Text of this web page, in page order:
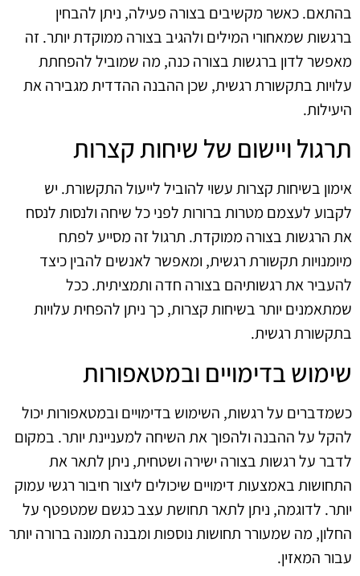
בהתאם. כאשר מקשיבים בצורה פעילה, ניתן להבחין
ברגשות שמאחורי המילים ולהגיב בצורה ממוקדת יותר. זה
מאפשר לדון ברגשות בצורה כנה, מה שמוביל להפחתת
עלויות בתקשורת רגשית, שכן ההבנה ההדדית מגבירה את
היעילות.
תרגול ויישום של שיחות קצרות
אימון בשיחות קצרות עשוי להוביל לייעול התקשורת. יש
לקבוע לעצמם מטרות ברורות לפני כל שיחה ולנסות לנסח
את הרגשות בצורה ממוקדת. תרגול זה מסייע לפתח
מיומנויות תקשורת רגשית, ומאפשר לאנשים להבין כיצד
להעביר את רגשותיהם בצורה חדה ותמציתית. ככל
שמתאמנים יותר בשיחות קצרות, כך ניתן להפחית עלויות
בתקשורת רגשית.
שימוש בדימויים ובמטאפורות
כשמדברים על רגשות, השימוש בדימויים ובמטאפורות יכול
להקל על ההבנה ולהפוך את השיחה למעניינת יותר. במקום
לדבר על רגשות בצורה ישירה ושטחית, ניתן לתאר את
התחושות באמצעות דימויים שיכולים ליצור חיבור רגשי עמוק
יותר. לדוגמה, ניתן לתאר תחושת עצב כגשם שמטפטף על
החלון, מה שמעורר תחושות נוספות ומבנה תמונה ברורה יותר
עבור המאזין.